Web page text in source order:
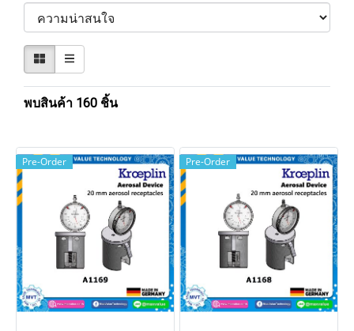
พบสินค้า 160 ชิ้น
Pre-Order Pre-Order